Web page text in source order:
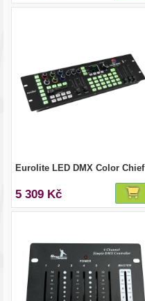
Eurolite LED DMX Color Chief
5 309 Kč